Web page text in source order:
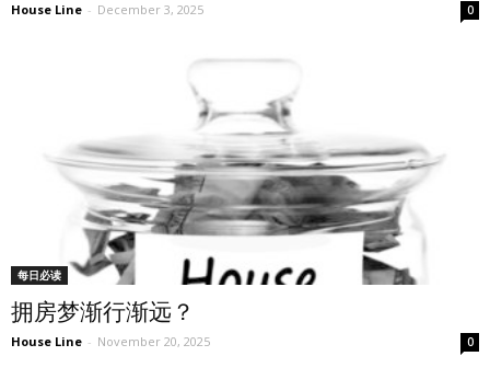
House Line - December 3, 2025 0
每日必读
拥房梦渐行渐远？
House Line - November 20, 2025 0